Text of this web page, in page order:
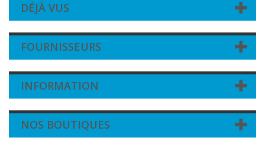
DÉJÀ VUS
FOURNISSEURS
INFORMATION
NOS BOUTIQUES